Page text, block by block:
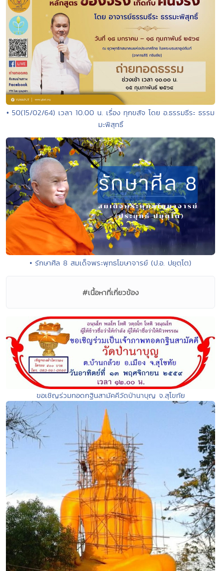
• 50(15/02/64) เวลา 10.00 น. เรื่อง ทุกขสัจ โดย อ.ธรรมธีระ ธรรม
มะพิสุทธิ์
• รักษาศีล 8 สมเด็จพระพุทธโฆษาจารย์ (ป.อ. ปยุตฺโต)
#เนื้อหาที่เกี่ยวข้อง
ขอเชิญร่วมทอดกฐินสามัคคีวัดป่านาบุญ จ.สุโขทัย